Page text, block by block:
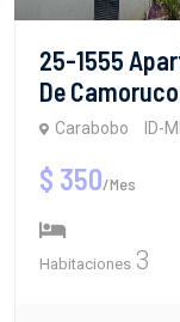
25-1555
De Camoruco
Carabobo ID-
$ 350/Mes
Habitaciones 3